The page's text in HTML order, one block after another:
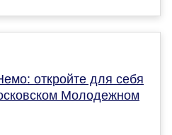
откройте для себя
Молодежном